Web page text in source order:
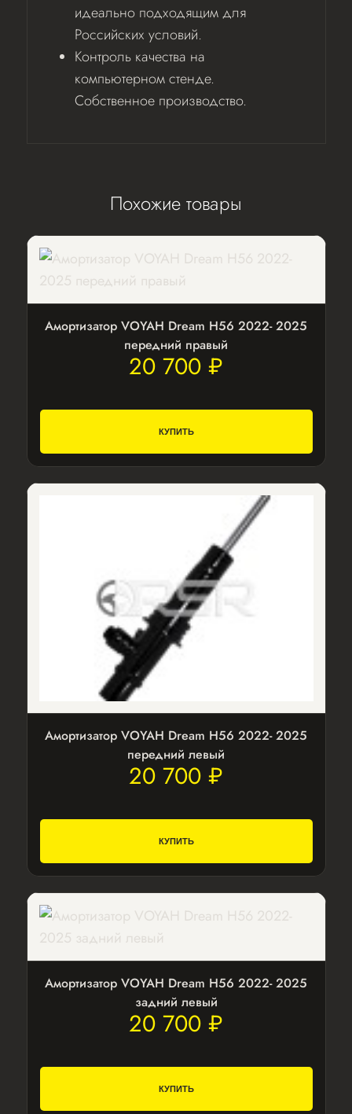
идеально подходящим для
Российских условий.
Контроль качества на
компьютерном стенде.
Собственное производство.
Похожие товары
Амортизатор VOYAH Dream H56 2022- 2025
передний правый
20 700 ₽
КУПИТЬ
Амортизатор VOYAH Dream H56 2022- 2025
передний левый
20 700 ₽
КУПИТЬ
Амортизатор VOYAH Dream H56 2022- 2025
задний левый
20 700 ₽
КУПИТЬ